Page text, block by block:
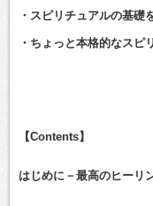
・スピリチュアルの基礎
・ちょっと本格的なスピ
【Contents】
はじめに－最高のヒーリ